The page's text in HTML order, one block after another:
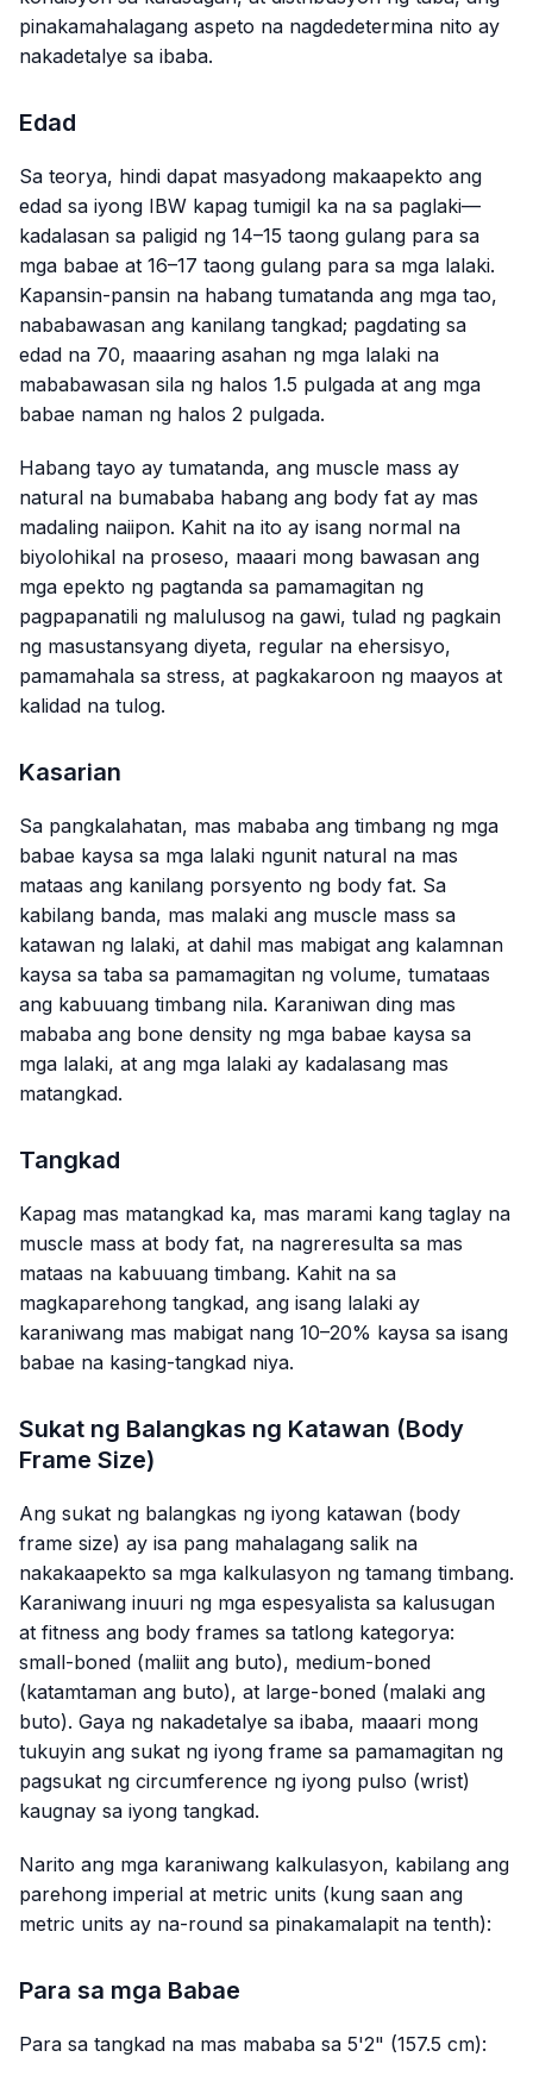
pinakamahalagang aspeto na nagdedetermina nito ay
nakadetalye sa ibaba.
Edad
Sa teorya, hindi dapat masyadong makaapekto ang
edad sa iyong IBW kapag tumigil ka na sa paglaki—
kadalasan sa paligid ng 14–15 taong gulang para sa
mga babae at 16–17 taong gulang para sa mga lalaki.
Kapansin-pansin na habang tumatanda ang mga tao,
nababawasan ang kanilang tangkad; pagdating sa
edad na 70, maaaring asahan ng mga lalaki na
mababawasan sila ng halos 1.5 pulgada at ang mga
babae naman ng halos 2 pulgada.
Habang tayo ay tumatanda, ang muscle mass ay
natural na bumababa habang ang body fat ay mas
madaling naiipon. Kahit na ito ay isang normal na
biyolohikal na proseso, maaari mong bawasan ang
mga epekto ng pagtanda sa pamamagitan ng
pagpapanatili ng malulusog na gawi, tulad ng pagkain
ng masustansyang diyeta, regular na ehersisyo,
pamamahala sa stress, at pagkakaroon ng maayos at
kalidad na tulog.
Kasarian
Sa pangkalahatan, mas mababa ang timbang ng mga
babae kaysa sa mga lalaki ngunit natural na mas
mataas ang kanilang porsyento ng body fat. Sa
kabilang banda, mas malaki ang muscle mass sa
katawan ng lalaki, at dahil mas mabigat ang kalamnan
kaysa sa taba sa pamamagitan ng volume, tumataas
ang kabuuang timbang nila. Karaniwan ding mas
mababa ang bone density ng mga babae kaysa sa
mga lalaki, at ang mga lalaki ay kadalasang mas
matangkad.
Tangkad
Kapag mas matangkad ka, mas marami kang taglay na
muscle mass at body fat, na nagreresulta sa mas
mataas na kabuuang timbang. Kahit na sa
magkaparehong tangkad, ang isang lalaki ay
karaniwang mas mabigat nang 10–20% kaysa sa isang
babae na kasing-tangkad niya.
Sukat ng Balangkas ng Katawan (Body
Frame Size)
Ang sukat ng balangkas ng iyong katawan (body
frame size) ay isa pang mahalagang salik na
nakakaapekto sa mga kalkulasyon ng tamang timbang.
Karaniwang inuuri ng mga espesyalista sa kalusugan
at fitness ang body frames sa tatlong kategorya:
small-boned (maliit ang buto), medium-boned
(katamtaman ang buto), at large-boned (malaki ang
buto). Gaya ng nakadetalye sa ibaba, maaari mong
tukuyin ang sukat ng iyong frame sa pamamagitan ng
pagsukat ng circumference ng iyong pulso (wrist)
kaugnay sa iyong tangkad.
Narito ang mga karaniwang kalkulasyon, kabilang ang
parehong imperial at metric units (kung saan ang
metric units ay na-round sa pinakamalapit na tenth):
Para sa mga Babae
Para sa tangkad na mas mababa sa 5'2" (157.5 cm):